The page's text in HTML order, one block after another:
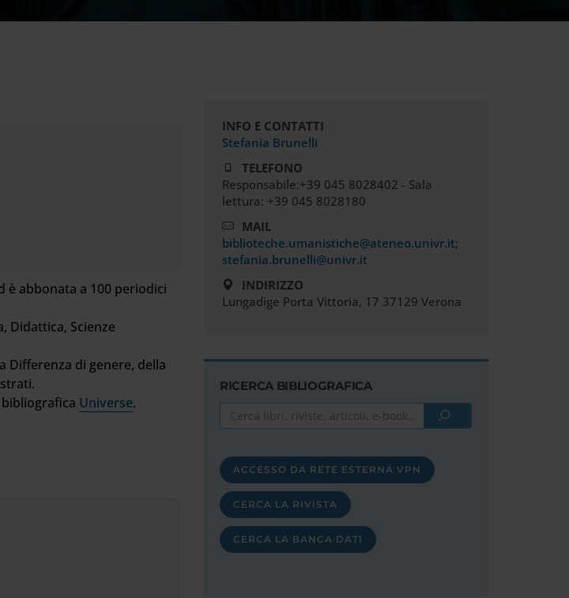
è abbonata a 100 periodici
Didattica, Scienze
Differenza di genere, della
Universe.
INFO E CONTATTI
Stefania Brunelli
TELEFONO
Responsabile:+39 045 8028402 - Sala
lettura: +39 045 8028180
MAIL
biblioteche.umanistiche@ateneo.univr.it;
stefania.brunelli@univr.it
INDIRIZZO
Lungadige Porta Vittoria, 17 37129 Verona
RICERCA BIBLIOGRAFICA
ACCESSO DA RETE ESTERNA VPN
CERCA LA RIVISTA
CERCA LA BANCA DATI